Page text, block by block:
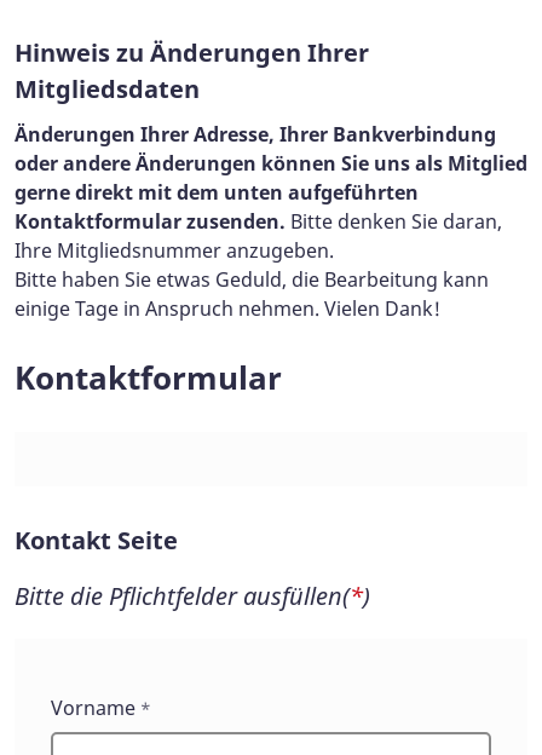
Hinweis zu Änderungen Ihrer
Mitgliedsdaten
Änderungen Ihrer Adresse, Ihrer Bankverbindung
oder andere Änderungen können Sie uns als Mitglied
gerne direkt mit dem unten aufgeführten
Kontaktformular zusenden. Bitte denken Sie daran,
Ihre Mitgliedsnummer anzugeben.
Bitte haben Sie etwas Geduld, die Bearbeitung kann
einige Tage in Anspruch nehmen. Vielen Dank!
Kontaktformular
Kontakt Seite
Bitte die Pflichtfelder ausfüllen(*)
Kontakt
Seite
Vorname *